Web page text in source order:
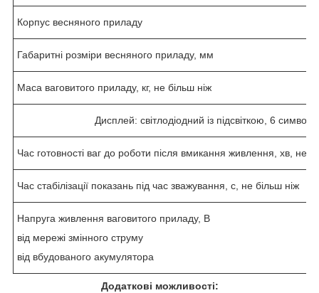
Корпус весняного приладу
Габаритні розміри весняного приладу, мм
Маса ваговитого приладу, кг, не більш ніж
Дисплей: світлодіодний із підсвіткою, 6
Час готовності ваг до роботи після вмикання живлення, хв, не
Час стабілізації показань під час зважування, с, не більш ніж
Напруга живлення ваговитого приладу, В
від мережі змінного струму
від вбудованого акумулятора
Додаткові можливості: